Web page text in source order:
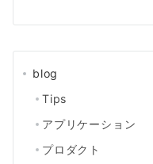
シ
ョ
blog
Tips
アプリケーション
プロダクト